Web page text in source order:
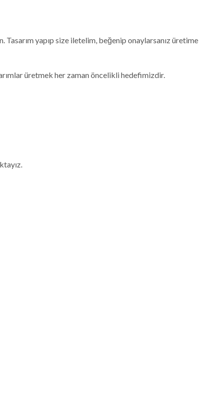
yapıp size iletelim, beğenip onaylarsanız üretime
üretmek her zaman öncelikli hedefimizdir.